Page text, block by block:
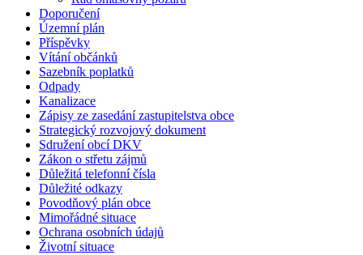
Doporučení
Územní plán
Příspěvky
Vítání občánků
Sazebník poplatků
Odpady
Kanalizace
Zápisy ze zasedání zastupitelstva obce
Strategický rozvojový dokument
Sdružení obcí DKV
Zákon o střetu zájmů
Důležitá telefonní čísla
Důležité odkazy
Povodňový plán obce
Mimořádné situace
Ochrana osobních údajů
Životní situace